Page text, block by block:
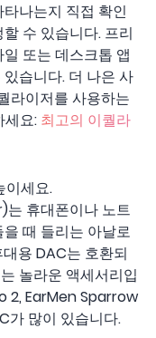
나는지 직접 확인
수 있습니다. 프리
또는 데스크톱 앱
습니다. 더 나은 사
라이저를 사용하는
세요: 최고의 이퀄라
이세요.
휴대폰이나 노트
때 들리는 아날로
용 DAC는 호환되
놀라운 액세서리입
2, EarMen Sparrow
가 많이 있습니다.